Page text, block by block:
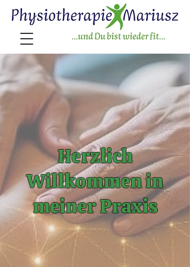
Herzlich
Willkommen in
meiner Praxis